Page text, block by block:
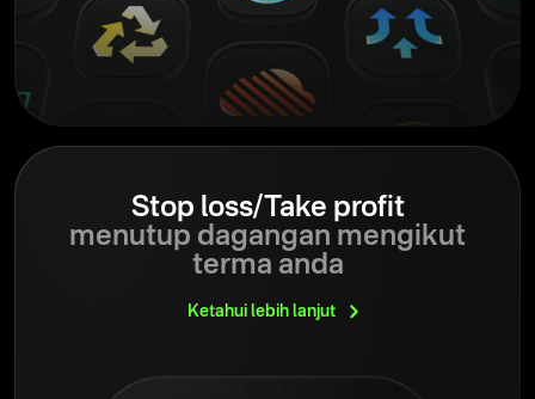
Stop loss/Take profit
menutup dagangan mengikut
terma anda
Ketahui lebih lanjut